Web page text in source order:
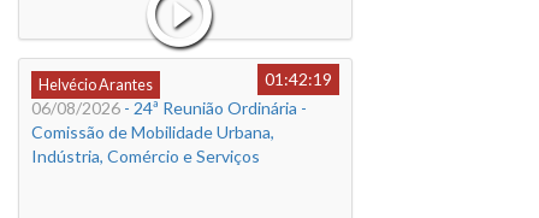
Helvécio Arantes
01:42:19
06/08/2026 - 24ª Reunião Ordinária -
Comissão de Mobilidade Urbana,
Indústria, Comércio e Serviços